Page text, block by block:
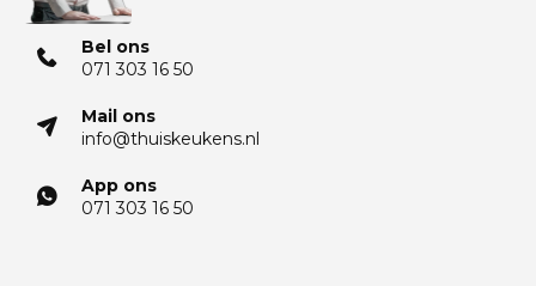
Bel ons
071 303 16 50
Mail ons
info@thuiskeukens.nl
App ons
071 303 16 50